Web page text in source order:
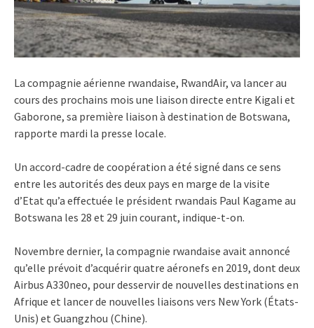
La compagnie aérienne rwandaise, RwandAir, va lancer au
cours des prochains mois une liaison directe entre Kigali et
Gaborone, sa première liaison à destination de Botswana,
rapporte mardi la presse locale.
Un accord-cadre de coopération a été signé dans ce sens
entre les autorités des deux pays en marge de la visite
d’Etat qu’a effectuée le président rwandais Paul Kagame au
Botswana les 28 et 29 juin courant, indique-t-on.
Novembre dernier, la compagnie rwandaise avait annoncé
qu’elle prévoit d’acquérir quatre aéronefs en 2019, dont deux
Airbus A330neo, pour desservir de nouvelles destinations en
Afrique et lancer de nouvelles liaisons vers New York (États-
Unis) et Guangzhou (Chine).